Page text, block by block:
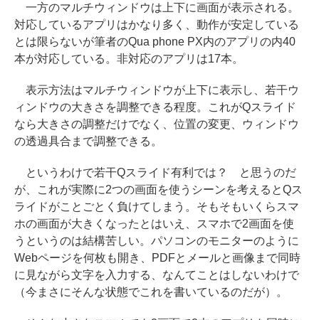
一方のマルチウィンドウは上下に画面が表示される。
対応しているアプリはかなり多く、動作が安定している
とは限らないが筆者のQua phone PX内のアプリの内40
本が対応している。非対応のアプリは17本。
表示方法はマルチウィンドウが上下に表示し、若干ウ
ィンドウの大きさを調整できる程度。これがQスライド
なら大きさの調整だけでなく、位置の変更、ウィンドウ
の透過具合まで調整できる。
というわけで若干Qスライド有利では？ と思うのだ
が、これが実際に2つの画面を使うシーンを考えるとQス
ライドがことごとく負けてしまう。そもそもいくらスマ
ホの画面が大きくなったとはいえ、スマホで2画面を使
うというのは結構苦しい。パソコンのモニターのように
Webページを何枚も開き、PDFとメールと画像まで同時
に見ながら文字を入力する、なんてことはしないわけで
（今まさにそんな状態でこれを書いているのだが）。